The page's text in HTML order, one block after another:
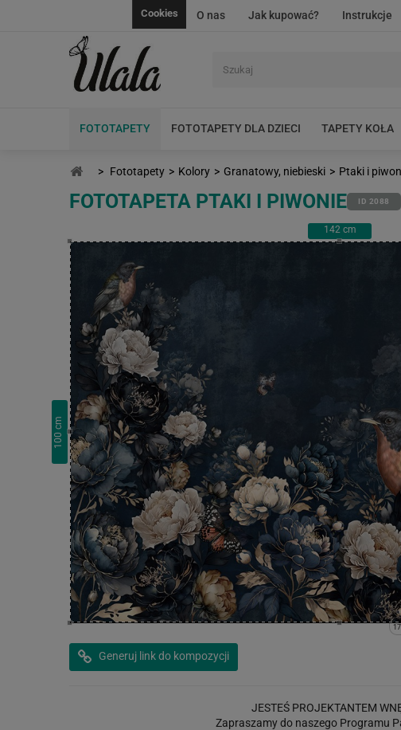
O nas Jak kupować? Instrukcje
Cookies
FOTOTAPETY FOTOTAPETY DLA DZIECI TAPETY KOŁA
> Fototapety > Kolory > Granatowy, niebieski > Ptaki i
FOTOTAPETA PTAKI I PIWONIE ID 2088
142cm
100
cm
Generuj link do kompozycji
JESTEŚ PROJEKTANTEM
Zapraszamy do naszego Programu